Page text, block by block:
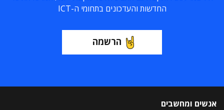
החדשות והעדכונים בתחומי ה-ICT
הרשמה
אנשים ומחשבים